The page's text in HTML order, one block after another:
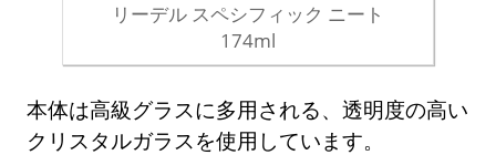
リーデル スペシフィック ニート
174ml
本体は高級グラスに多用される、透明度の高い
クリスタルガラスを使用しています。